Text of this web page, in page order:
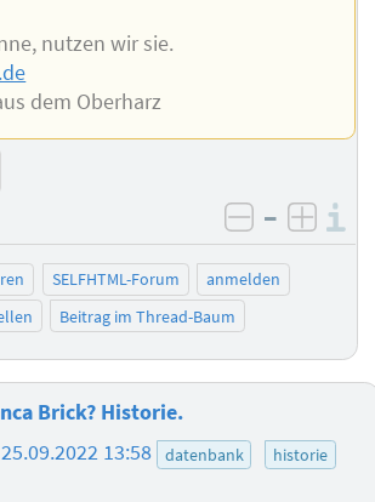
nutzen wir sie.
dem Oberharz
negativ
–
SELFHTML-Forum
anmelden
Beitrag im Thread-Baum
Brick? Historie.
25.09.2022 13:58 datenbank
historie